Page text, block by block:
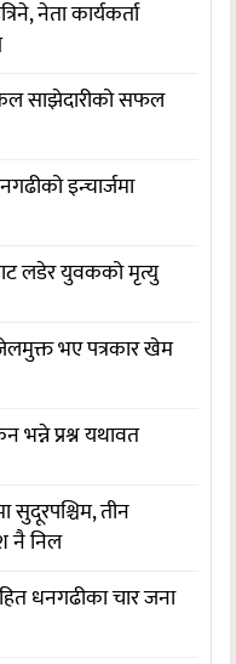
नेता कार्यकर्ता
साझेदारीको सफल
इन्चार्जमा
लडेर युवकको मृत्यु
भए पत्रकार खेम
भन्ने प्रश्न यथावत
सुदूरपश्चिम, तीन
नै निल
धनगढीका चार जना